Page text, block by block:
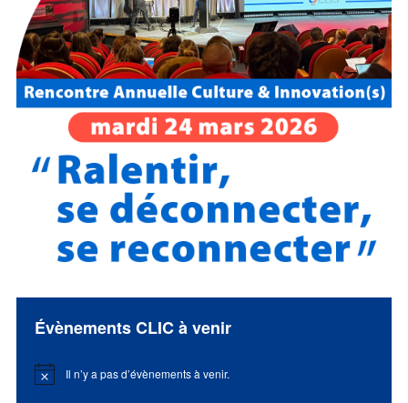
Évènements CLIC à venir
Notice Il n’y a pas d’évènements à venir.